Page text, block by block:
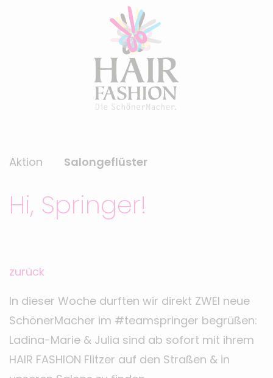
Aktion Salongeflüster
Hi, Springer!
zurück
In dieser Woche durften wir direkt ZWEI neue
SchönerMacher im #teamspringer begrüßen:
Ladina-Marie & Julia sind ab sofort mit ihrem
HAIR FASHION Flitzer auf den Straßen & in